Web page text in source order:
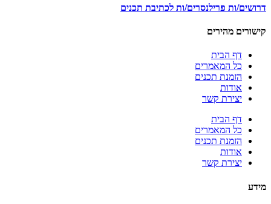
דרושים/ות פרילנסרים/ות לכתיבת תכנים
קישורים מהירים
דף הבית
כל המאמרים
הזמנת תכנים
אודות
יצירת קשר
דף הבית
כל המאמרים
הזמנת תכנים
אודות
יצירת קשר
מידע